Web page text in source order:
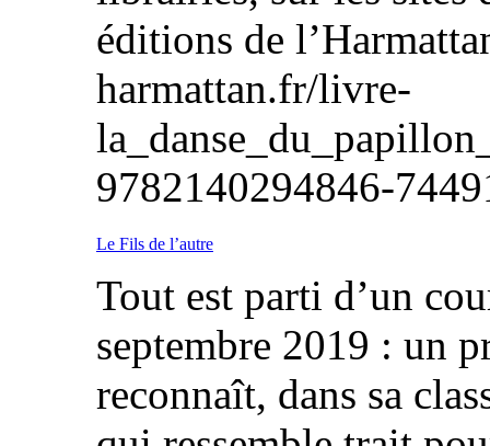
éditions de
harmattan.fr/livre-
Le Fils de l’autre
Tout est parti d’un
septembre 2019 : un
reconnaît, dans sa